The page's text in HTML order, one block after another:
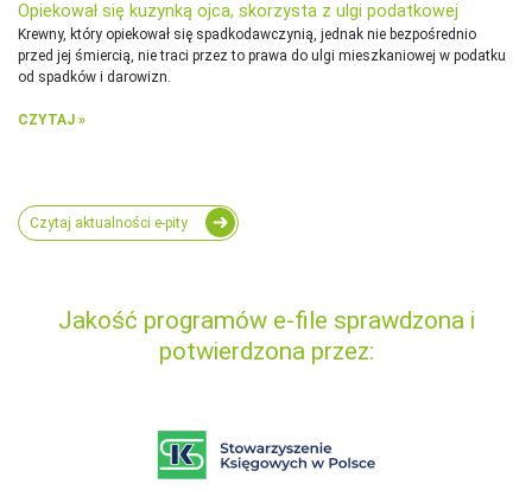
Opiekował się kuzynką ojca, skorzysta z ulgi podatkowej
Krewny, który opiekował się spadkodawczynią, jednak nie bezpośrednio
przed jej śmiercią, nie traci przez to prawa do ulgi mieszkaniowej w podatku
od spadków i darowizn.
CZYTAJ »
Czytaj aktualności e-pity
Jakość programów e-file sprawdzona i
potwierdzona przez: